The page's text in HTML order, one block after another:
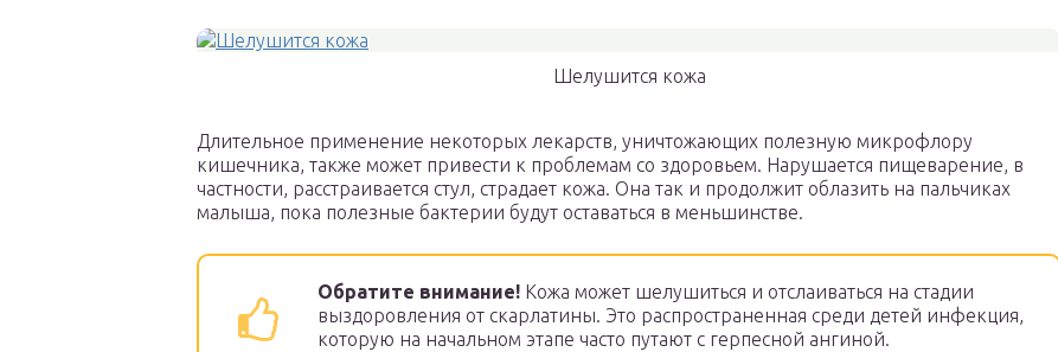
Шелушится кожа
Длительное применение некоторых лекарств, уничтожающих полезную микрофлору
кишечника, также может привести к проблемам со здоровьем. Нарушается пищеварение, в
частности, расстраивается стул, страдает кожа. Она так и продолжит облазить на пальчиках
малыша, пока полезные бактерии будут оставаться в меньшинстве.
Обратите внимание! Кожа может шелушиться и отслаиваться на стадии
выздоровления от скарлатины. Это распространенная среди детей инфекция,
которую на начальном этапе часто путают с герпесной ангиной.